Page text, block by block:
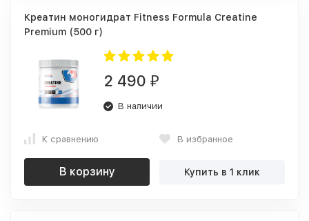
Креатин моногидрат Fitness Formula Creatine
Premium (500 г)
2 490 ₽
В наличии
К сравнению В избранное
В корзину Купить в 1 клик